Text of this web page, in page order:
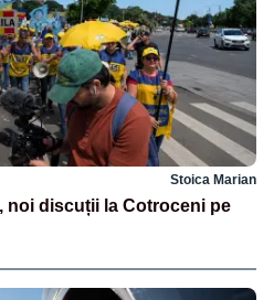
Stoica Marian
noi discuții la Cotroceni pe